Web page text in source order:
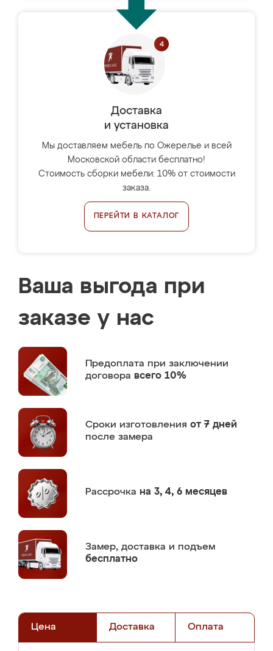
Доставка
и установка
Мы доставляем мебель по Ожерелье и всей
Московской области бесплатно!
Стоимость сборки мебели: 10% от стоимости
заказа.
ПЕРЕЙТИ В КАТАЛОГ
Ваша выгода при
заказе у нас
Предоплата при заключении
договора всего 10%
Сроки изготовления от 7 дней
после замера
Рассрочка на 3, 4, 6 месяцев
Замер, доставка и подъем
бесплатно
Цена Доставка Оплата